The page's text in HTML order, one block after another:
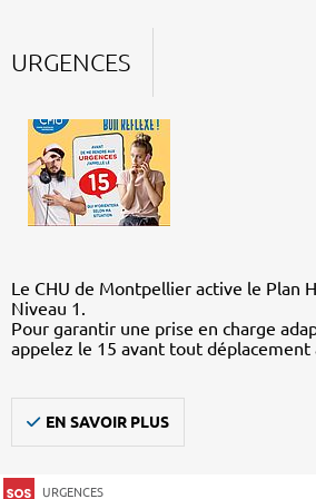
URGENCES
Le CHU de Montpellier active le Plan
Niveau 1.
Pour garantir une prise en charge
appelez le 15 avant tout déplacement
EN SAVOIR PLUS
URGENCES